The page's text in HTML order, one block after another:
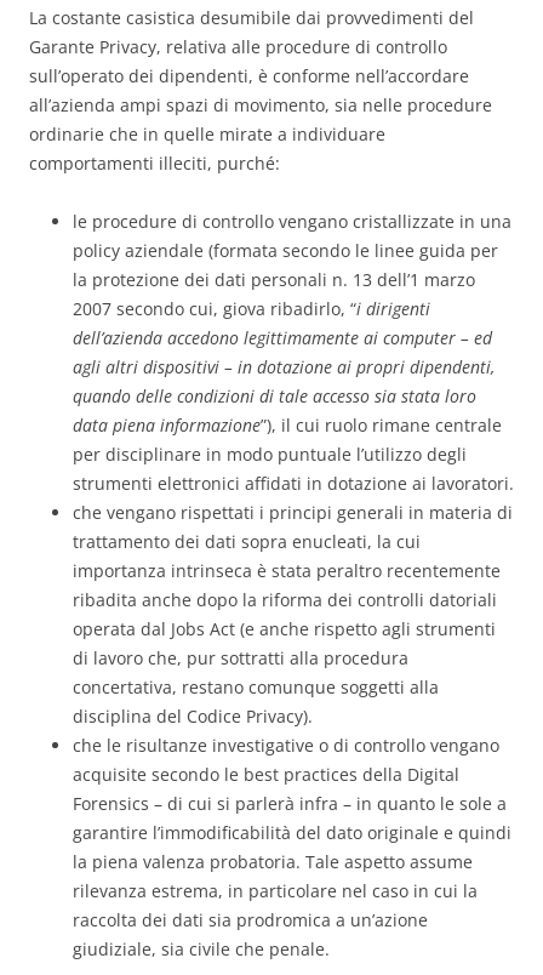
La costante casistica desumibile dai provvedimenti del
Garante Privacy, relativa alle procedure di controllo
sull’operato dei dipendenti, è conforme nell’accordare
all’azienda ampi spazi di movimento, sia nelle procedure
ordinarie che in quelle mirate a individuare
comportamenti illeciti, purché:
le procedure di controllo vengano cristallizzate in una
policy aziendale (formata secondo le linee guida per
la protezione dei dati personali n. 13 dell’1 marzo
2007 secondo cui, giova ribadirlo, “i dirigenti
dell’azienda accedono legittimamente ai computer – ed
agli altri dispositivi – in dotazione ai propri dipendenti,
quando delle condizioni di tale accesso sia stata loro
data piena informazione”), il cui ruolo rimane centrale
per disciplinare in modo puntuale l’utilizzo degli
strumenti elettronici affidati in dotazione ai lavoratori.
che vengano rispettati i principi generali in materia di
trattamento dei dati sopra enucleati, la cui
importanza intrinseca è stata peraltro recentemente
ribadita anche dopo la riforma dei controlli datoriali
operata dal Jobs Act (e anche rispetto agli strumenti
di lavoro che, pur sottratti alla procedura
concertativa, restano comunque soggetti alla
disciplina del Codice Privacy).
che le risultanze investigative o di controllo vengano
acquisite secondo le best practices della Digital
Forensics – di cui si parlerà infra – in quanto le sole a
garantire l’immodificabilità del dato originale e quindi
la piena valenza probatoria. Tale aspetto assume
rilevanza estrema, in particolare nel caso in cui la
raccolta dei dati sia prodromica a un’azione
giudiziale, sia civile che penale.